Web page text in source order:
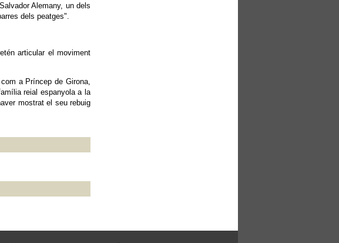
Alemany, un dels
dels peatges".
articular el moviment
a Príncep de Girona,
reial espanyola a la
mostrat el seu rebuig